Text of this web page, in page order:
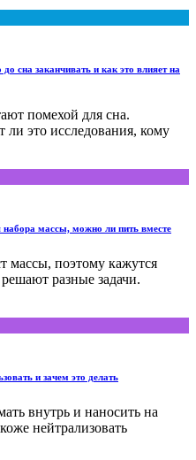
сна заканчивать и как это влияет на
помехой для сна.
ли это исследования, кому
набора массы, можно ли пить вместе
массы, поэтому кажутся
разные задачи.
и зачем это делать
внутрь и наносить на
нейтрализовать